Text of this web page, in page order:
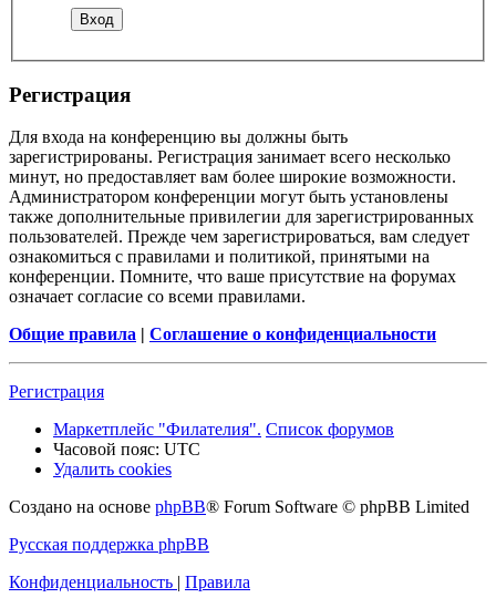
Регистрация
Для входа на конференцию вы должны быть
зарегистрированы. Регистрация занимает всего несколько
минут, но предоставляет вам более широкие возможности.
Администратором конференции могут быть установлены
также дополнительные привилегии для зарегистрированных
пользователей. Прежде чем зарегистрироваться, вам следует
ознакомиться с правилами и политикой, принятыми на
конференции. Помните, что ваше присутствие на форумах
означает согласие со всеми правилами.
Общие правила | Соглашение о конфиденциальности
Регистрация
Маркетплейс "Филателия". Список форумов
Часовой пояс: UTC
Удалить cookies
Создано на основе phpBB® Forum Software © phpBB Limited
Русская поддержка phpBB
Конфиденциальность | Правила